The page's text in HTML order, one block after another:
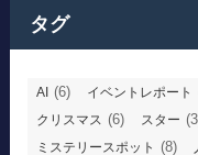
タグ
AI (6) イベントレポート
クリスマス (6) スター
ミステリースポット (8)